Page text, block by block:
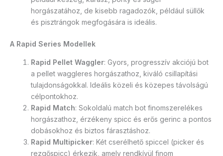
horgászatához, de kisebb ragadozók, például süllők
és pisztrángok megfogására is ideális.
A Rapid Series Modellek
Rapid Pellet Waggler: Gyors, progresszív akciójú bot
a pellet waggleres horgászathoz, kiváló csillapítási
tulajdonságokkal. Ideális közeli és közepes távolságú
célpontokhoz.
Rapid Match: Sokoldalú match bot finomszerelékes
horgászathoz, érzékeny spicc és erős gerinc a pontos
dobásokhoz és biztos fárasztáshoz.
Rapid Multipicker: Két cserélhető spiccel (picker és
rezgőspicc) érkezik, amely rendkívül finom